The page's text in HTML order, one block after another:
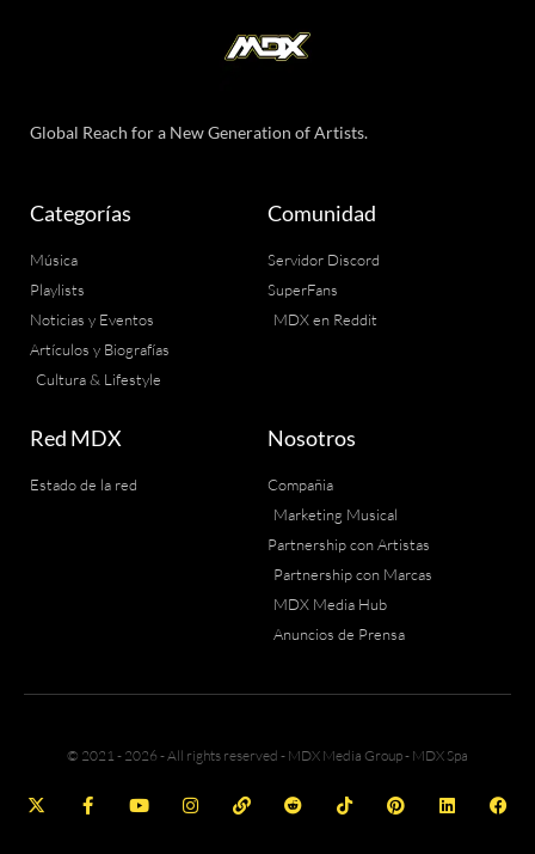
Global Reach for a New Generation of Artists.
Categorías
Música
Playlists
Noticias y Eventos
Artículos y Biografías
Cultura & Lifestyle
Comunidad
Servidor Discord
SuperFans
MDX en Reddit
Red MDX
Estado de la red
Nosotros
Compañia
Marketing Musical
Partnership con Artistas
Partnership con Marcas
MDX Media Hub
Anuncios de Prensa
© 2021 - 2026 - All rights reserved - MDX Media Group - MDX Spa